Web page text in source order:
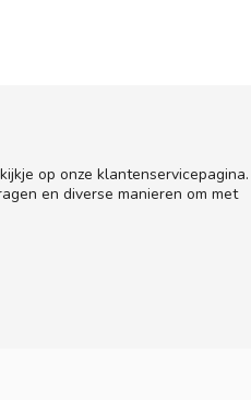
op onze klantenservicepagina.
en diverse manieren om met